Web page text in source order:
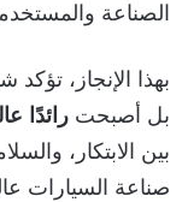
الصناعة
بهذا الإنجاز،
بل أصبحت رائدًا
بين الابتكار،
صناعة السيارات